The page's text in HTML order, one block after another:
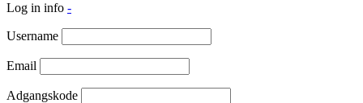
Log in info -
Username
Email
Adgangskode